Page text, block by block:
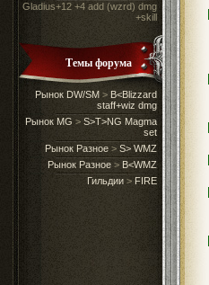
Gladius+12 +4 add (wzrd) dmg
+skill
Темы форума
Рынок DW/SM > B<Blizzard
staff+wiz dmg
Рынок MG > S>T>NG Magma
set
Рынок Разное > S> WMZ
Рынок Разное > B<WMZ
Гильдии > FIRE